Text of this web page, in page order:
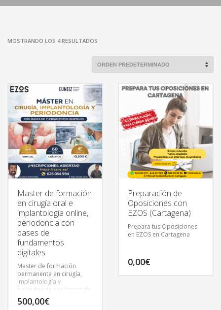
MOSTRANDO LOS 4 RESULTADOS
Master de formación
en cirugía oral e
implantología online,
periodoncia con
bases de
fundamentos
digitales
Master de formación
permanente en cirugía,
implantología y
periodoncia con bases de
fundamentos digitales.
Modalidad Online. 60
500,00€
Preparación de
Oposiciones con
EZOS (Cartagena)
Prepara tus Oposiciones
en EZOS en Cartagena
0,00€